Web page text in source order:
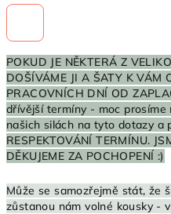
POKUD JE NĚKTERÁ Z
DOŠÍVÁME JI A ŠATY K VÁM
PRACOVNÍCH DNÍ OD
dřívější termíny - moc
našich silách na tyto dotazy a
RESPEKTOVÁNÍ TERMÍNU.
DĚKUJEME ZA POCHOPENÍ :)
Může se samozřejmě stát, že
zůstanou nám volné kousky -